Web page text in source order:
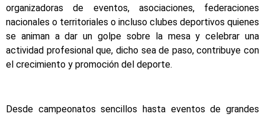
organizadoras de eventos, asociaciones, federaciones
nacionales o territoriales o incluso clubes deportivos quienes
se animan a dar un golpe sobre la mesa y celebrar una
actividad profesional que, dicho sea de paso, contribuye con
el crecimiento y promoción del deporte.
Desde campeonatos sencillos hasta eventos de grandes